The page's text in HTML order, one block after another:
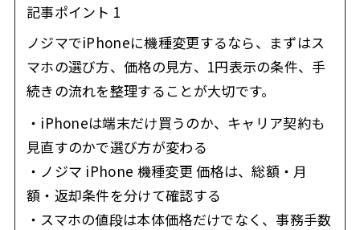
記事ポイント 1
ノジマでiPhoneに機種変更するなら、まずはス
マホの選び方、価格の見方、1円表示の条件、手
続きの流れを整理することが大切です。
・iPhoneは端末だけ買うのか、キャリア契約も
見直すのかで選び方が変わる
・ノジマ iPhone 機種変更 価格は、総額・月
額・返却条件を分けて確認する
・スマホの値段は本体価格だけでなく、事務手数